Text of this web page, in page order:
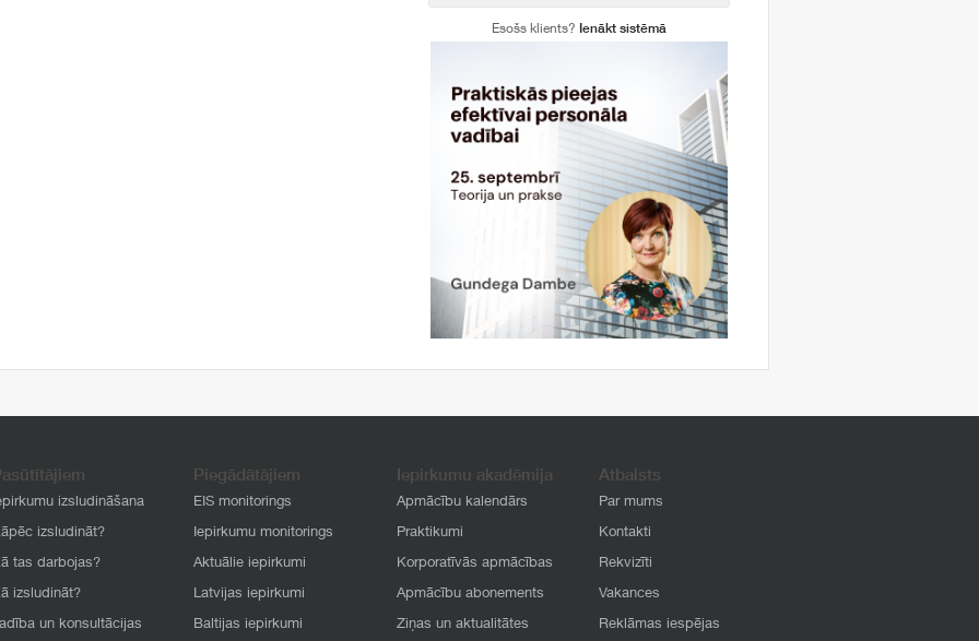
Esošs klients? Ienākt sistēmā
izsludināšana
izsludināt?
tas darbojas?
izsludināt?
un konsultācijas
Piegādātājiem
EIS monitorings
Iepirkumu monitorings
Aktuālie iepirkumi
Latvijas iepirkumi
Baltijas iepirkumi
Iepirkumu akadēmija
Apmācību kalendārs
Praktikumi
Korporatīvās apmācības
Apmācību abonements
Ziņas un aktualitātes
Atbalsts
Par mums
Kontakti
Rekvizīti
Vakances
Reklāmas iespējas